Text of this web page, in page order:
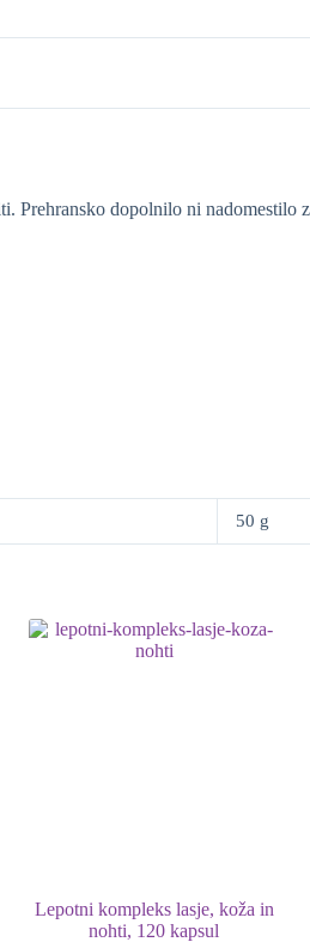
Prehransko dopolnilo ni
50 g
Lepotni kompleks lasje, koža in
nohti, 120 kapsul